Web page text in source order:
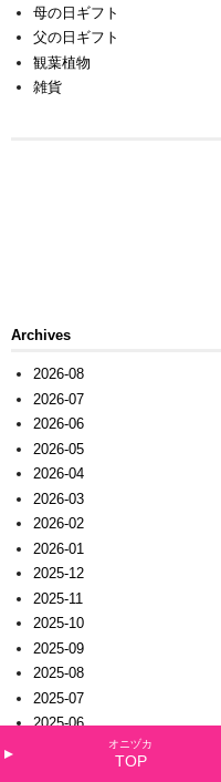
母の日ギフト
父の日ギフト
観葉植物
雑貨
Archives
2026-08
2026-07
2026-06
2026-05
2026-04
2026-03
2026-02
2026-01
2025-12
2025-11
2025-10
2025-09
2025-08
2025-07
2025-06
オニヅカ
TOP